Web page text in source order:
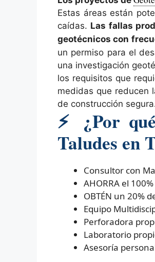
Estas áreas están
caídas. Las fallas
geotécnicos con
un permiso para el
una investigación
los requisitos que
medidas que reducen
de construcción
⚡ ¿Por
Taludes en
Consultor con
AHORRA el
OBTÉN un 20%
Equipo
Perforadora
Laboratorio
Asesoría